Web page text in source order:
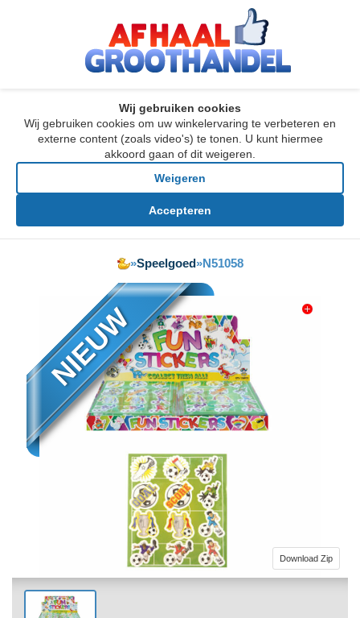
Wij gebruiken cookies
Wij gebruiken cookies om uw winkelervaring te verbeteren en
externe content (zoals video's) te tonen. U kunt hiermee
akkoord gaan of dit weigeren.
Weigeren
Accepteren
»Speelgoed»N51058
NIEUW
Download Zip